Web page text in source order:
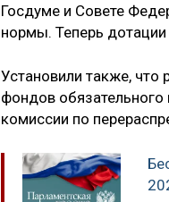
Госдуме и Совете
нормы. Теперь дотации
Установили также,
фондов обязательного
комиссии по